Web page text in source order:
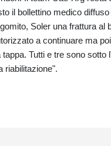
il bollettino medico
Soler una frattura al
a continuare ma
Tutti e tre sono
riabilitazione".